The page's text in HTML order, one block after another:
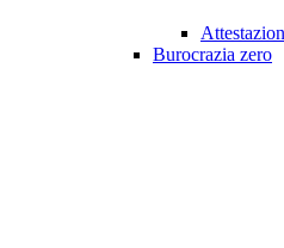
Burocrazia zero